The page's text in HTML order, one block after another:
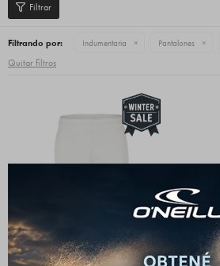
Filtrando por: Indumentaria Pantalones
Quitar filtros